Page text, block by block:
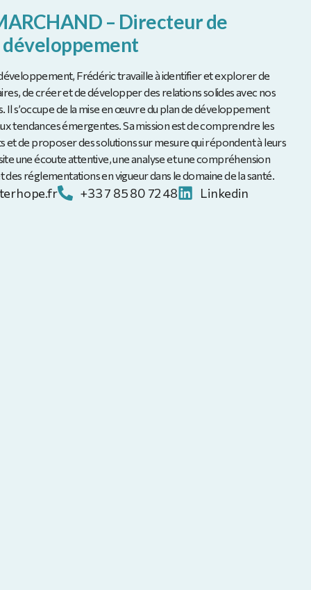
– Directeur de
développement
Frédéric travaille à identifier et explorer de
de créer et de développer des relations solides avec nos
Il s’occupe de la mise en œuvre du plan de développement
tendances émergentes. Sa mission est de comprendre les
et de proposer des solutions sur mesure qui répondent à leurs
une écoute attentive, une analyse et une compréhension
réglementations en vigueur dans le domaine de la santé.
+33 7 85 80 72 48 Linkedin